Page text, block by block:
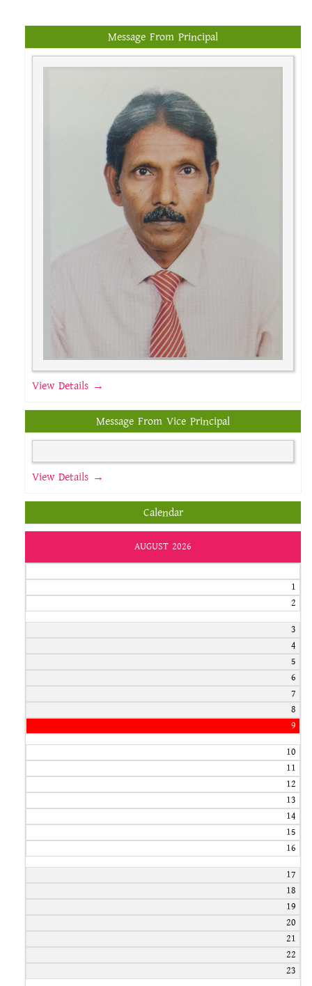
Message From Principal
View Details →
Message From Vice Principal
View Details →
Calendar
AUGUST 2026
1
2
3
4
5
6
7
8
9
10
11
12
13
14
15
16
17
18
19
20
21
22
23